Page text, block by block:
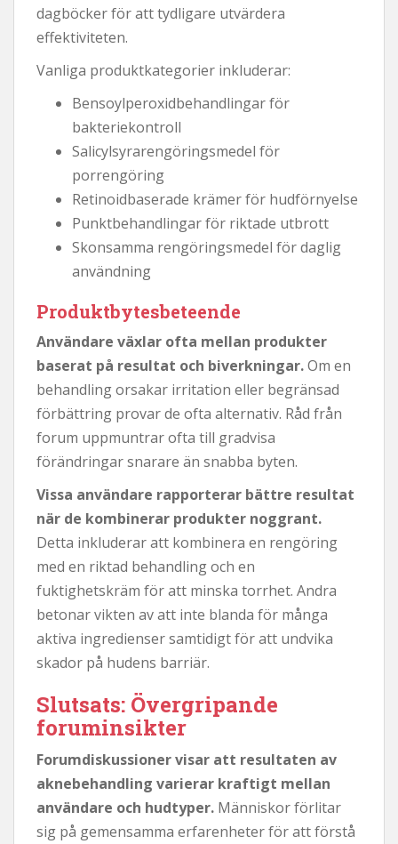
dagböcker för att tydligare utvärdera
effektiviteten.
Vanliga produktkategorier inkluderar:
Bensoylperoxidbehandlingar för
bakteriekontroll
Salicylsyrarengöringsmedel för
porrengöring
Retinoidbaserade krämer för hudförnyelse
Punktbehandlingar för riktade utbrott
Skonsamma rengöringsmedel för daglig
användning
Produktbytesbeteende
Användare växlar ofta mellan produkter
baserat på resultat och biverkningar.Om en
behandling orsakar irritation eller begränsad
förbättring provar de ofta alternativ. Råd från
forum uppmuntrar ofta till gradvisa
förändringar snarare än snabba byten.
Vissa användare rapporterar bättre resultat
när de kombinerar produkter noggrant.
Detta inkluderar att kombinera en rengöring
med en riktad behandling och en
fuktighetskräm för att minska torrhet. Andra
betonar vikten av att inte blanda för många
aktiva ingredienser samtidigt för att undvika
skador på hudens barriär.
Slutsats: Övergripande
foruminsikter
Forumdiskussioner visar att resultaten av
aknebehandling varierar kraftigt mellan
användare och hudtyper. Människor förlitar
sig på gemensamma erfarenheter för att förstå